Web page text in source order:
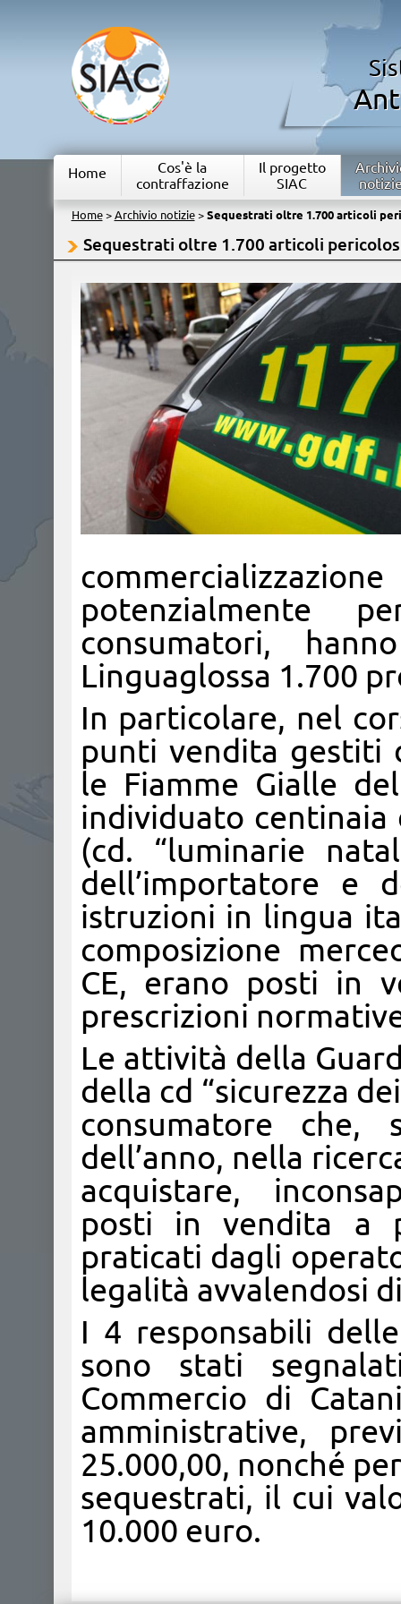
Home
Cos'è la
contraffazione
Il progetto
SIAC
Home> Archivio notizie> Sequestrati oltre 1.700 articoli
Sequestrati oltre 1.700 articoli
potenzialmente
consumatori,
Linguaglossa 1.700
In particolare, nel
punti vendita gestiti
le Fiamme Gialle
individuato
(cd. “luminarie
dell’importatore e
istruzioni in lingua
composizione
CE, erano posti in
prescrizioni
Le attività della
della cd “sicurezza
consumatore
dell’anno, nella
acquistare,
posti in vendita a
praticati dagli
legalità avvalendosi
I 4 responsabili
sono stati
Commercio di
amministrative,
25.000,00, nonché
sequestrati, il cui
10.000 euro.